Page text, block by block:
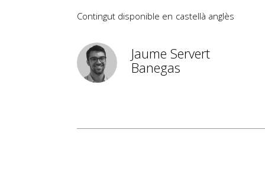
Contingut disponible en castellà anglès
Jaume Servert
Banegas